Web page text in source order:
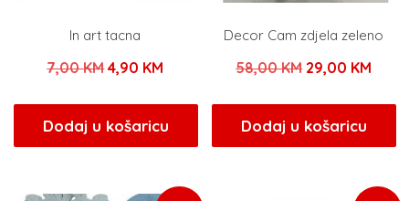
In art tacna
7,00KMIzvorna
bila
je:
4,90 KM
je:
4,90 KM.
Dodaj u košaricu
Decor Cam zdjela zeleno
58,00KM Izvorna
bila
je:
29,00 KM
Dodaj u košaricu